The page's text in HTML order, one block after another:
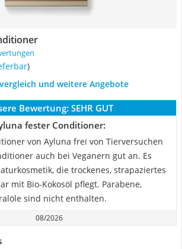
)
und weitere Angebote
Bewertung: SEHR GUT
fester Conditioner:
von Ayluna frei von Tierversuchen
auch bei Veganern gut an. Es
die trockenes, strapaziertes
mit Bio-Kokosöl pflegt. Parabene,
sind nicht enthalten.
08/2026